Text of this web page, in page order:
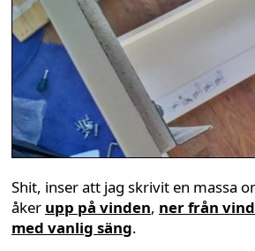
Shit, inser att jag skrivit en massa
åker upp på vinden, ner från
med vanlig säng.